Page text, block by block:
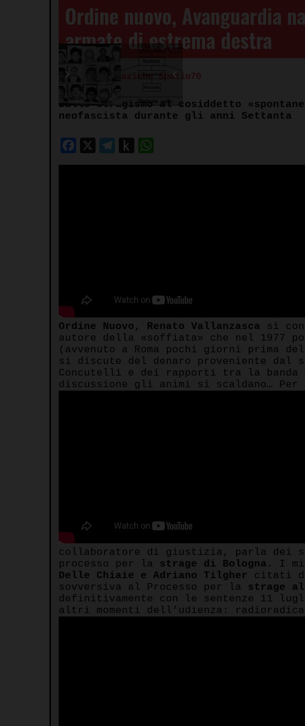
Ordine nuovo, Avanguardia
armate di estrema destra
Autore: Redazione Spazio70
Dallo stragismo al cosiddetto
neofascista durante gli anni Settanta
Facebook
X Telegram
Push
to
Ordine Nuovo , Renato Vallanzasca si
autore della «soffiata» che nel 1977
(avvenuto a Roma pochi giorni prima
si discute del denaro proveniente dal
Concutelli e dei rapporti tra la banda
discussione gli animi si scaldano…
collaboratore di giustizia, parla dei
processo per la strage di Bologna . I
Delle Chiaie e Adriano Tilgher citati
sovversiva al Processo per la strage
definitivamente con le sentenze 11
altri momenti dell’udienza: